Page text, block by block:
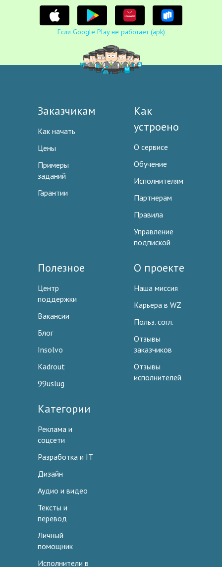
Если Google Play не работает (apk)
Заказчикам
Как начать
Цены
Примеры
заданий
Гарантии
Как
устроено
О сервисе
Обучение
Исполнителям
Партнерам
Правила
Управление
подпиской
Полезное
Центр
поддержки
Вакансии
Блог
Insolvo
Kadrout
99uslug
О проекте
Наша миссия
Карьера в WZ
Польз. согл.
Отзывы
заказчиков
Отзывы
исполнителей
Категории
Реклама и
соцсети
Разработка и IT
Дизайн
Аудио и видео
Тексты и
перевод
Личный
помощник
Исполнители в